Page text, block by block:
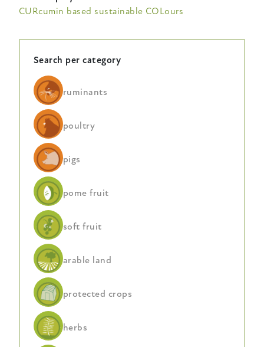
CURcumin based sustainable COLours
Search per category
ruminants
poultry
pigs
pome fruit
soft fruit
arable land
protected crops
herbs